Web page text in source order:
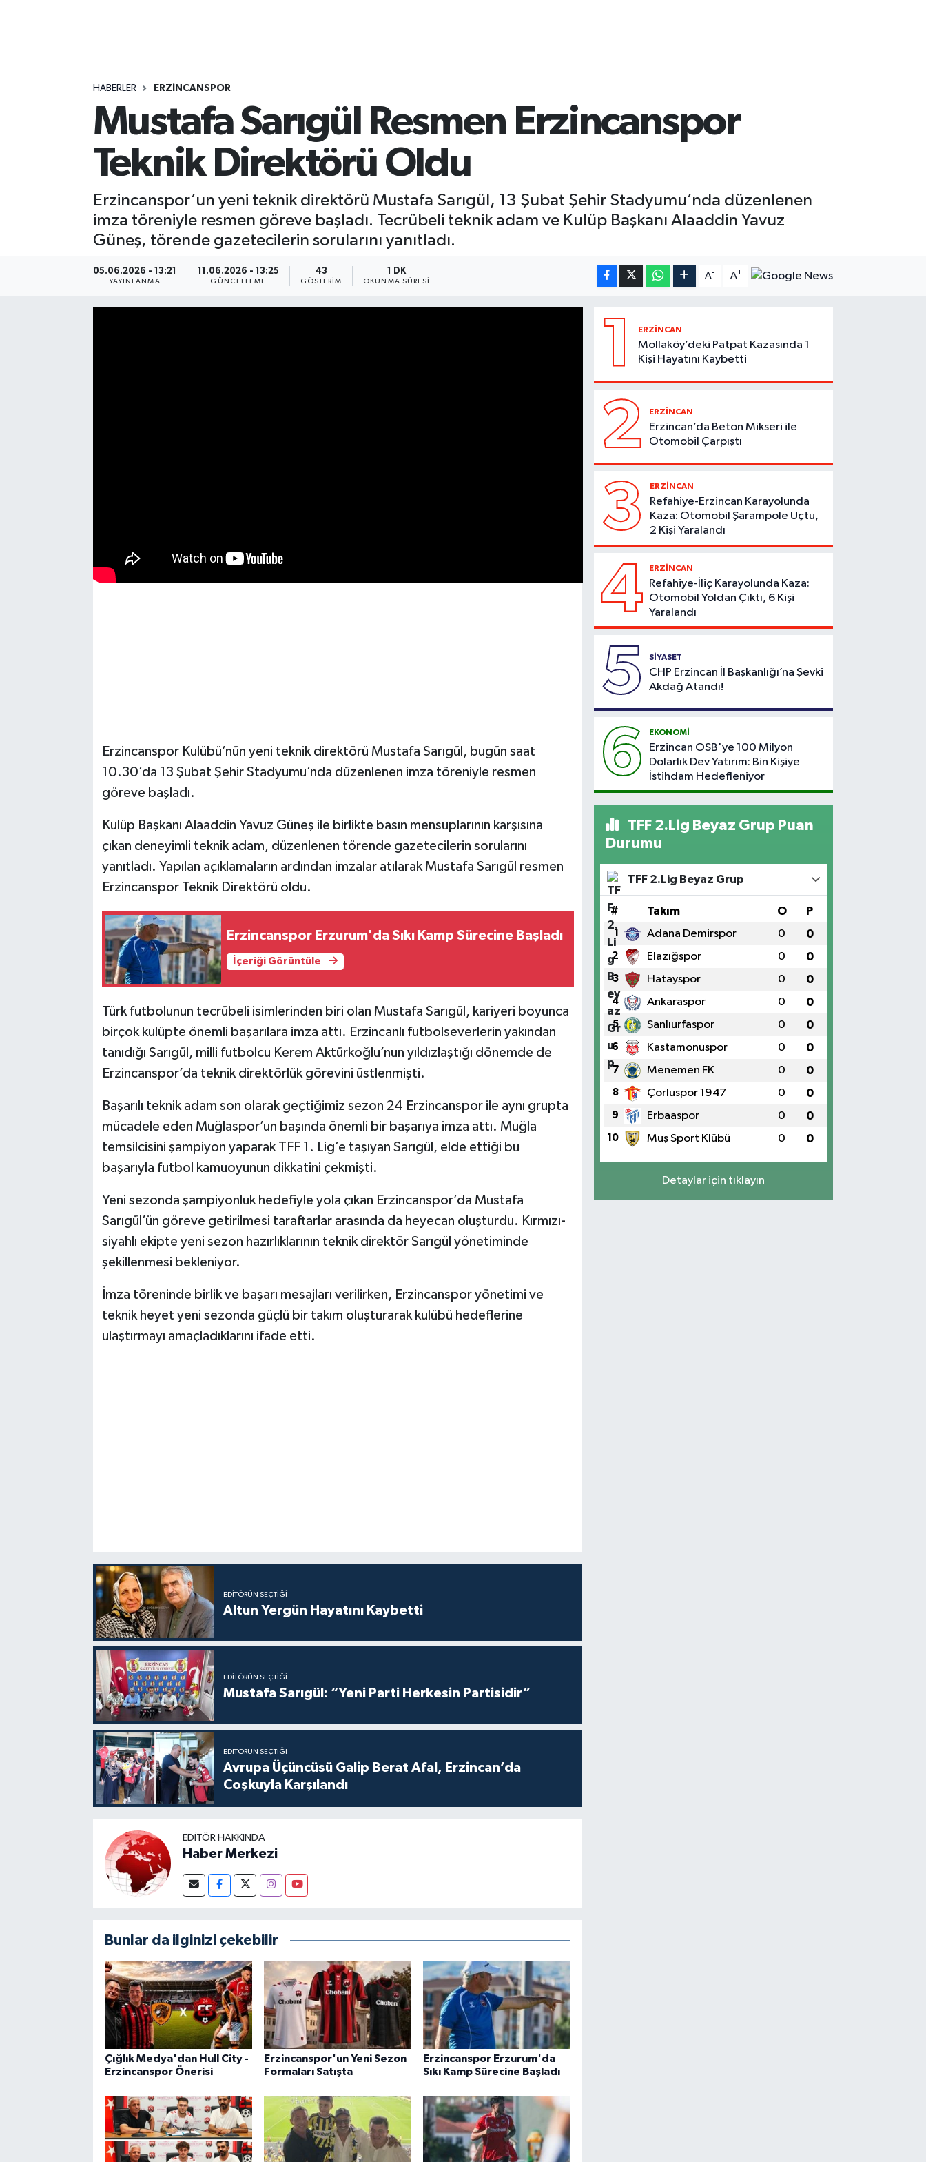
HABERLER ERZİNCANSPOR
Mustafa Sarıgül Resmen Erzincanspor
Teknik Direktörü Oldu
Erzincanspor’un yeni teknik direktörü Mustafa Sarıgül, 13 Şubat Şehir Stadyumu’nda düzenlenen
imza töreniyle resmen göreve başladı. Tecrübeli teknik adam ve Kulüp Başkanı Alaaddin Yavuz
Güneş, törende gazetecilerin sorularını yanıtladı.
05.06.2026 - 13:21
YAYINLANMA
11.06.2026 - 13:25
GÜNCELLEME
43
GÖSTERIM
1 DK
OKUNMA SÜRESI
A- A+
Erzincanspor Kulübü’nün yeni teknik direktörü Mustafa Sarıgül, bugün saat
10.30’da 13 Şubat Şehir Stadyumu’nda düzenlenen imza töreniyle resmen
göreve başladı.
Kulüp Başkanı Alaaddin Yavuz Güneş ile birlikte basın mensuplarının karşısına
çıkan deneyimli teknik adam, düzenlenen törende gazetecilerin sorularını
yanıtladı. Yapılan açıklamaların ardından imzalar atılarak Mustafa Sarıgül resmen
Erzincanspor Teknik Direktörü oldu.
Erzincanspor Erzurum'da Sıkı Kamp Sürecine Başladı
İçeriği Görüntüle
Türk futbolunun tecrübeli isimlerinden biri olan Mustafa Sarıgül, kariyeri boyunca
birçok kulüpte önemli başarılara imza attı. Erzincanlı futbolseverlerin yakından
tanıdığı Sarıgül, milli futbolcu Kerem Aktürkoğlu’nun yıldızlaştığı dönemde de
Erzincanspor’da teknik direktörlük görevini üstlenmişti.
Başarılı teknik adam son olarak geçtiğimiz sezon 24 Erzincanspor ile aynı grupta
mücadele eden Muğlaspor’un başında önemli bir başarıya imza attı. Muğla
temsilcisini şampiyon yaparak TFF 1. Lig’e taşıyan Sarıgül, elde ettiği bu
başarıyla futbol kamuoyunun dikkatini çekmişti.
Yeni sezonda şampiyonluk hedefiyle yola çıkan Erzincanspor’da Mustafa
Sarıgül’ün göreve getirilmesi taraftarlar arasında da heyecan oluşturdu. Kırmızı-
siyahlı ekipte yeni sezon hazırlıklarının teknik direktör Sarıgül yönetiminde
şekillenmesi bekleniyor.
İmza töreninde birlik ve başarı mesajları verilirken, Erzincanspor yönetimi ve
teknik heyet yeni sezonda güçlü bir takım oluşturarak kulübü hedeflerine
ulaştırmayı amaçladıklarını ifade etti.
EDITÖRÜN SEÇTIĞI
Altun Yergün Hayatını Kaybetti
EDITÖRÜN SEÇTIĞI
Mustafa Sarıgül: “Yeni Parti Herkesin Partisidir”
EDITÖRÜN SEÇTIĞI
Avrupa Üçüncüsü Galip Berat Afal, Erzincan’da
Coşkuyla Karşılandı
EDITÖR HAKKINDA
Haber Merkezi
Bunlar da ilginizi çekebilir
Çığlık Medya'dan Hull City -
Erzincanspor Önerisi
Erzincanspor'un Yeni Sezon
Formaları Satışta
Erzincanspor Erzurum'da
Sıkı Kamp Sürecine Başladı
1 ERZİNCAN
Mollaköy’deki Patpat Kazasında 1
Kişi Hayatını Kaybetti
2 ERZİNCAN
Erzincan’da Beton Mikseri ile
Otomobil Çarpıştı
3 ERZİNCAN
Refahiye-Erzincan Karayolunda
Kaza: Otomobil Şarampole Uçtu,
2 Kişi Yaralandı
4 ERZİNCAN
Refahiye-İliç Karayolunda Kaza:
Otomobil Yoldan Çıktı, 6 Kişi
Yaralandı
5 SİYASET
CHP Erzincan İl Başkanlığı’na Şevki
Akdağ Atandı!
6 EKONOMİ
Erzincan OSB'ye 100 Milyon
Dolarlık Dev Yatırım: Bin Kişiye
İstihdam Hedefleniyor
TFF 2.Lig Beyaz Grup Puan
Durumu
TFF 2.Lig Beyaz Grup
# Takım O P
1 Adana Demirspor 0 0
2 Elazığspor 0 0
3 Hatayspor 0 0
4 Ankaraspor 0 0
5 Şanlıurfaspor 0 0
6 Kastamonuspor 0 0
7 Menemen FK 0 0
8 Çorluspor 1947 0 0
9 Erbaaspor 0 0
10 Muş Sport Klübü 0 0
Detaylar için tıklayın